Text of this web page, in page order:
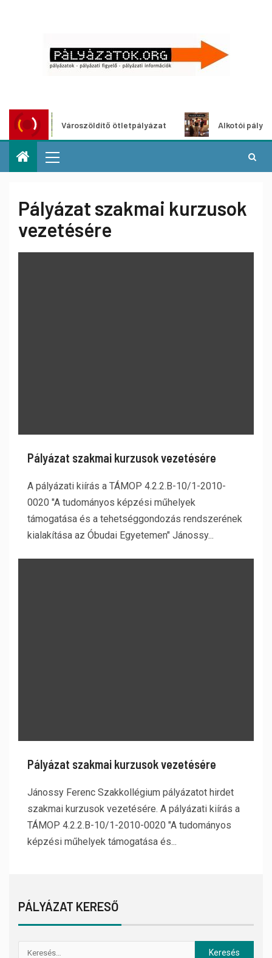
Városzöldítő ötletpályázat Alkotói pályázat
Pályázat szakmai kurzusok
vezetésére
Pályázat szakmai kurzusok vezetésére
A pályázati kiírás a TÁMOP 4.2.2.B-10/1-2010-
0020 "A tudományos képzési műhelyek
támogatása és a tehetséggondozás rendszerének
kialakítása az Óbudai Egyetemen" Jánossy...
Pályázat szakmai kurzusok vezetésére
Jánossy Ferenc Szakkollégium pályázatot hirdet
szakmai kurzusok vezetésére. A pályázati kiírás a
TÁMOP 4.2.2.B-10/1-2010-0020 "A tudományos
képzési műhelyek támogatása és...
PÁLYÁZAT KERESŐ